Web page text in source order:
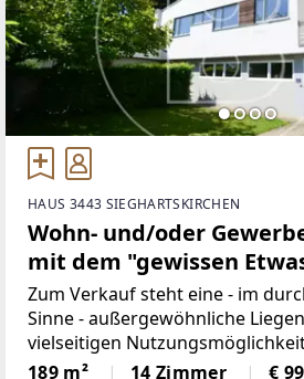
HAUS 3443 SIEGHARTSKIRCHEN
Wohn- und/oder
mit dem "gewissen
Zum Verkauf steht eine - im
Sinne - außergewöhnliche
vielseitigen
Lage von Sieghartskirchen.Die
189 m² 14 Zimmer €